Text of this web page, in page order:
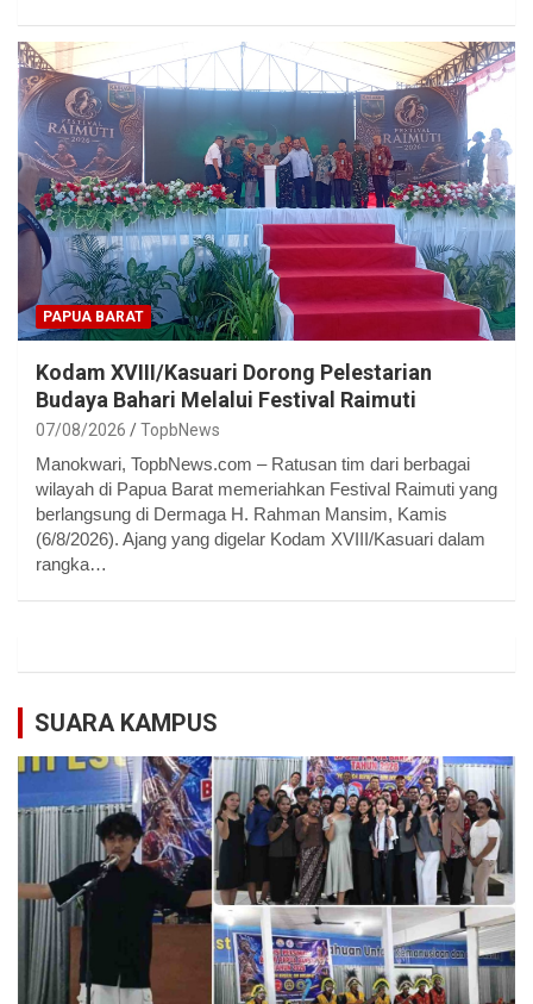
PAPUA BARAT
Kodam XVIII/Kasuari Dorong Pelestarian
Budaya Bahari Melalui Festival Raimuti
07/08/2026 TopbNews
Manokwari, TopbNews.com – Ratusan tim dari berbagai
wilayah di Papua Barat memeriahkan Festival Raimuti yang
berlangsung di Dermaga H. Rahman Mansim, Kamis
(6/8/2026). Ajang yang digelar Kodam XVIII/Kasuari dalam
rangka…
SUARA KAMPUS